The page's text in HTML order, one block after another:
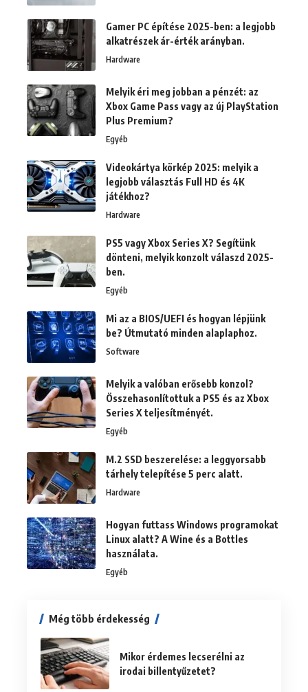
Gamer PC építése 2025-ben: a legjobb
alkatrészek ár-érték arányban.
Hardware
Melyik éri meg jobban a pénzét: az
Xbox Game Pass vagy az új PlayStation
Plus Premium?
Egyéb
Videokártya körkép 2025: melyik a
legjobb választás Full HD és 4K
játékhoz?
Hardware
PS5 vagy Xbox Series X? Segítünk
dönteni, melyik konzolt válaszd 2025-
ben.
Egyéb
Mi az a BIOS/UEFI és hogyan lépjünk
be? Útmutató minden alaplaphoz.
Software
Melyik a valóban erősebb konzol?
Összehasonlítottuk a PS5 és az Xbox
Series X teljesítményét.
Egyéb
M.2 SSD beszerelése: a leggyorsabb
tárhely telepítése 5 perc alatt.
Hardware
Hogyan futtass Windows programokat
Linux alatt? A Wine és a Bottles
használata.
Egyéb
Még több érdekesség
Mikor érdemes lecserélni az
irodai billentyűzetet?